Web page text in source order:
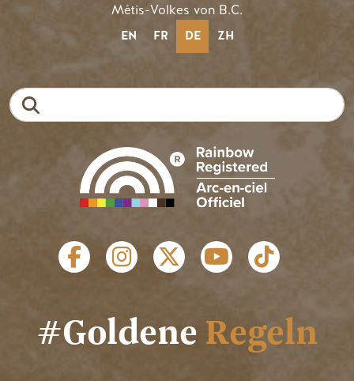
Métis-Volkes von B.C.
EN FR DE ZH
SOZIALE LINKS
#Goldene Regeln